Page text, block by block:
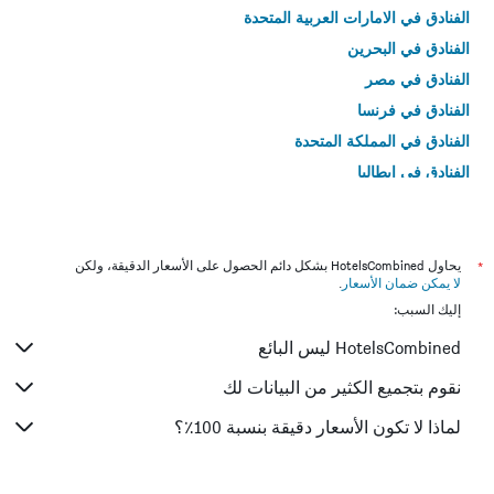
الفنادق في الامارات العربية المتحدة
الفنادق في البحرين
الفنادق في مصر
الفنادق في فرنسا
الفنادق في المملكة المتحدة
الفنادق في إيطاليا
*
يحاول HotelsCombined بشكل دائم الحصول على الأسعار الدقيقة، ولكن
لا يمكن ضمان الأسعار .
إليك السبب:
HotelsCombined ليس البائع
نقوم بتجميع الكثير من البيانات لك
لماذا لا تكون الأسعار دقيقة بنسبة 100٪؟